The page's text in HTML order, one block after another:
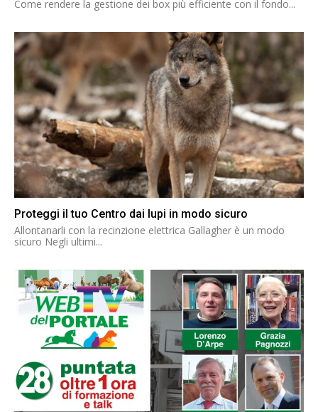
Come rendere la gestione dei box più efficiente con il fondo...
Proteggi il tuo Centro dai lupi in modo sicuro
Allontanarli con la recinzione elettrica Gallagher è un modo
sicuro Negli ultimi...